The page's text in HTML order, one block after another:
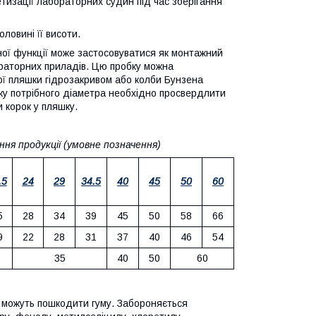
її висоти.
функції може застосовуватися як монтажний
приладів. Цю пробку можна
пляшки гідрозакривом або колби Бунзена
потрібного діаметра необхідно просвердлити
корок у пляшку.
продукції (умовне позначення)
24 29 34.5 40 45 50 60
28 34 39 45 50 58
66
22 28 31 37 40 46
54
35
40 50 60
пошкодити гуму. Забороняється